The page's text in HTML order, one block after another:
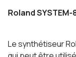
Roland SYSTEM-
Le synthétiseur